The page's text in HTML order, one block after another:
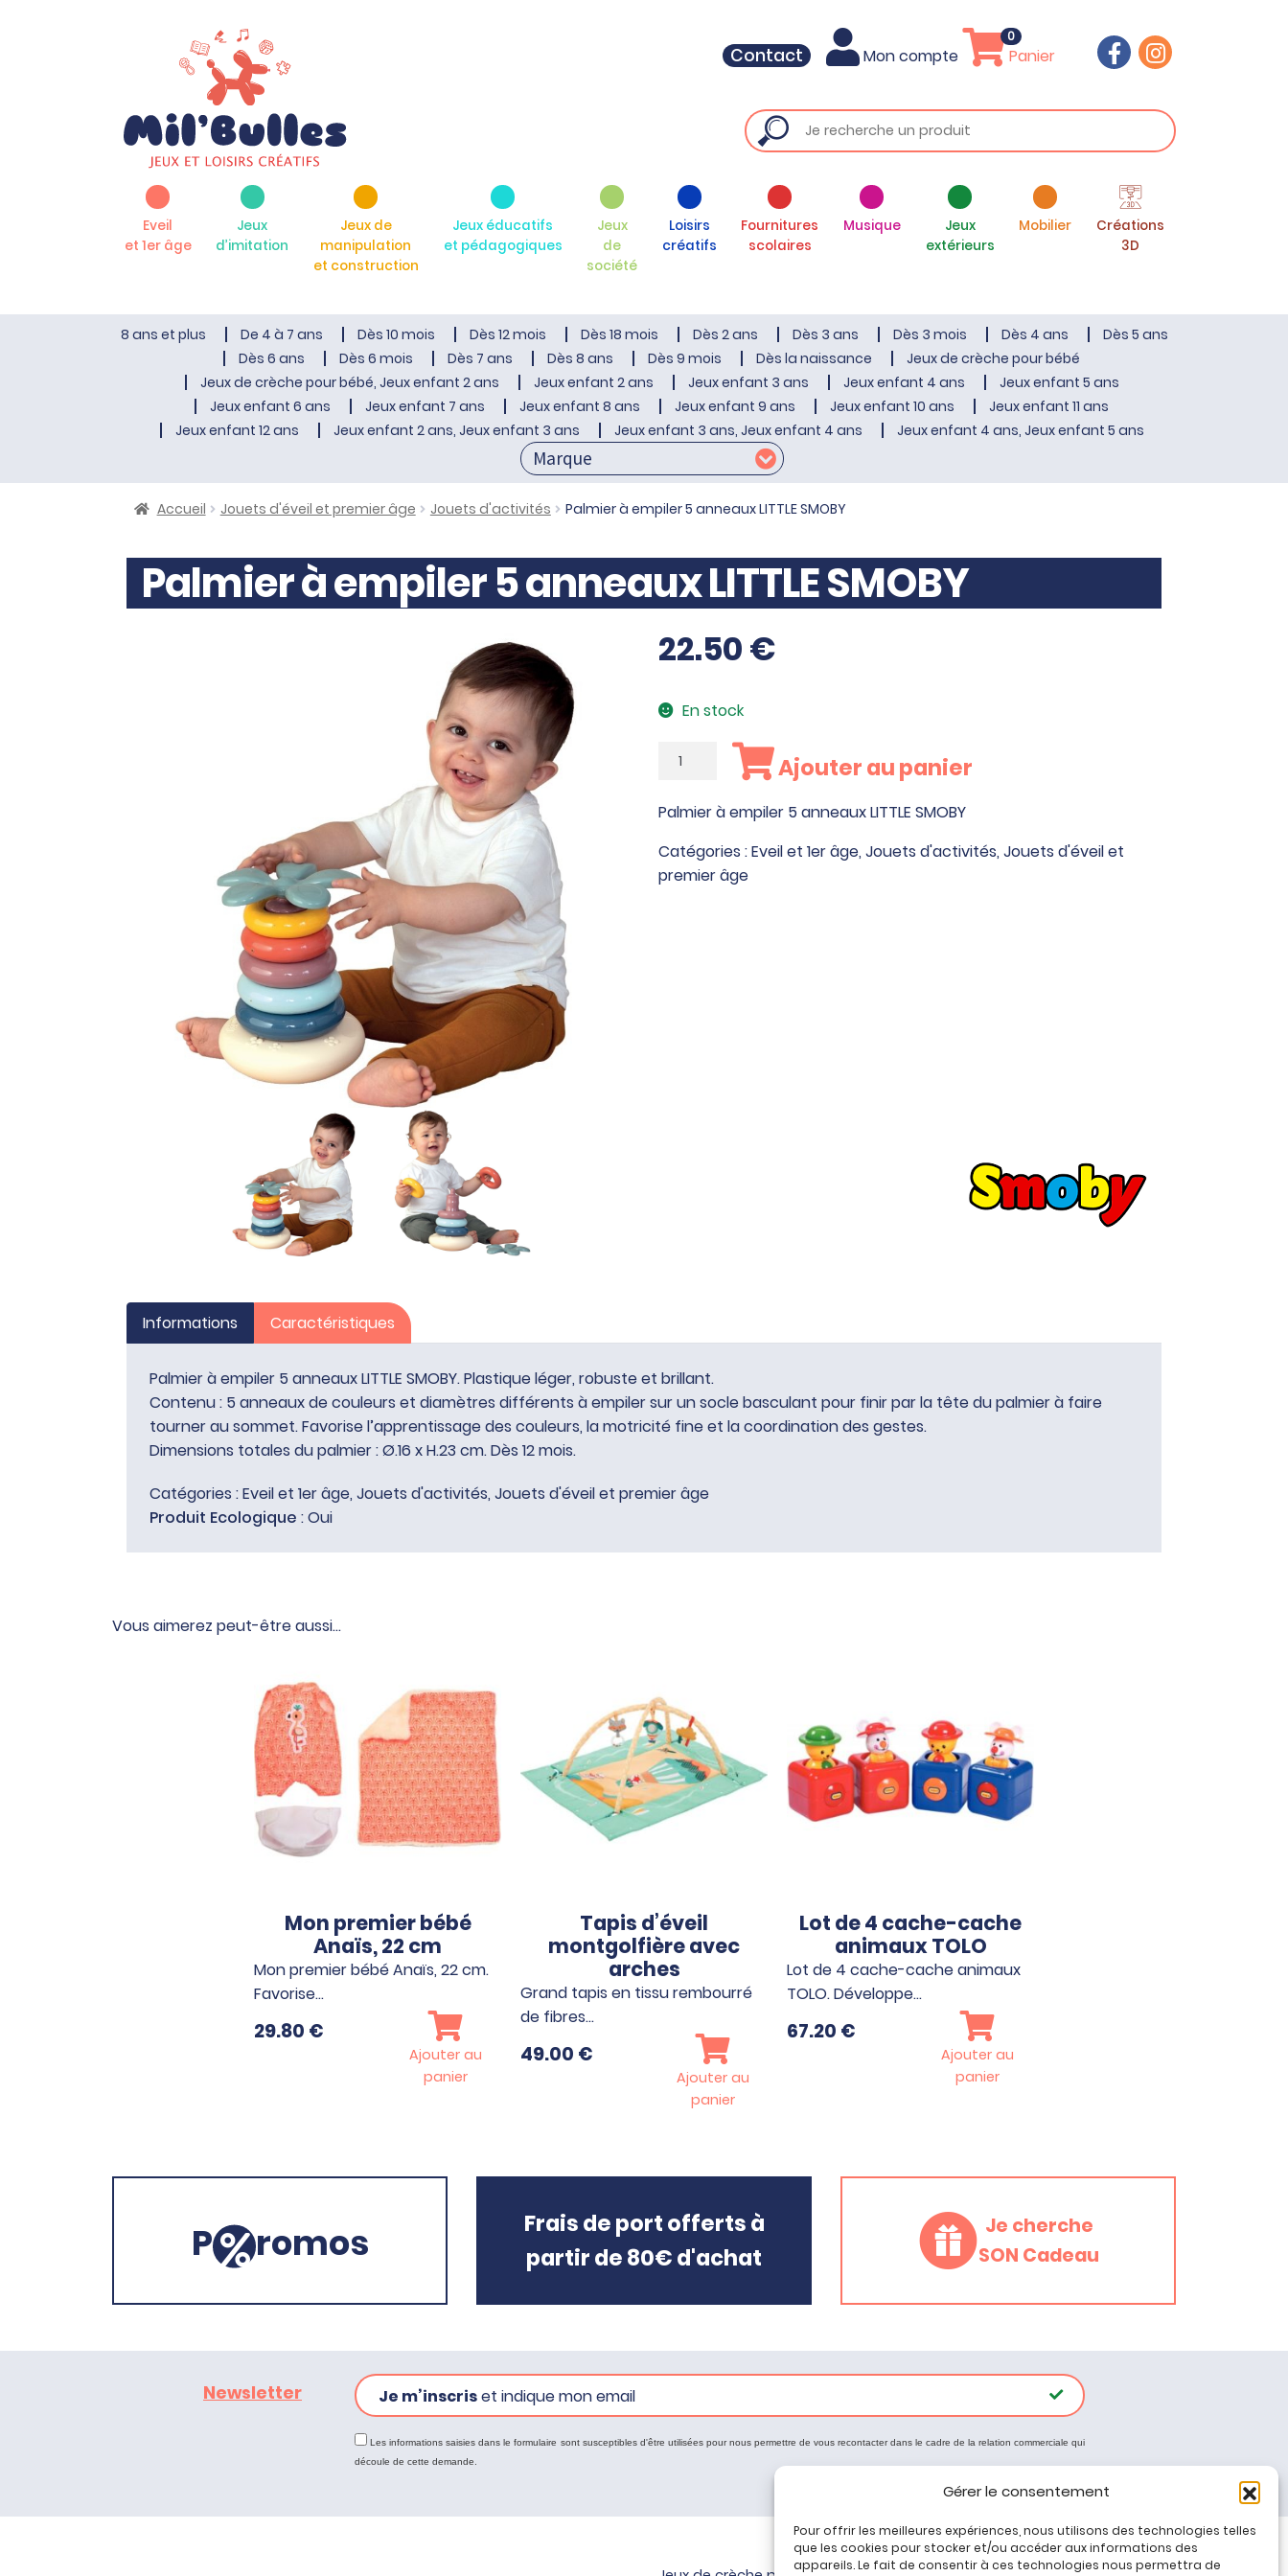
Gérer le consentement
Pour offrir les meilleures expériences, nous utilisons des technologies telles
que les cookies pour stocker et/ou accéder aux informations des
appareils. Le fait de consentir à ces technologies nous permettra de
Contact Mon compte Panier
0
Eveil
et 1er âge
Jeux
d’imitation
Jeux de
manipulation
et construction
Jeux éducatifs
et pédagogiques
Jeux
de
société
Loisirs
créatifs
Fournitures
scolaires
Musique
Jeux
extérieurs
Mobilier
Créations
3D
8 ans et plus De 4 à 7 ans Dès 10 mois Dès 12 mois Dès 18 mois Dès 2 ans Dès 3 ans Dès 3 mois Dès 4 ans
Dès 5 ans
Dès 6 ans
Dès 6 mois Dès 7 ans Dès 8 ans Dès 9 mois Dès la naissance
Jeux de crèche pour bébé
Jeux de crèche pour bébé, Jeux enfant 2 ans
Jeux enfant 2 ans Jeux enfant 3 ans Jeux enfant 4 ans
Jeux enfant 5 ans
Jeux enfant 6 ans
Jeux enfant 7 ans Jeux enfant 8 ans Jeux enfant 9 ans Jeux enfant 10 ans
Jeux enfant 11 ans
Jeux enfant 12 ans
Jeux enfant 2 ans, Jeux enfant 3 ans Jeux enfant 3 ans, Jeux enfant 4 ans Jeux enfant 4 ans, Jeux enfant 5 ans
Accueil Jouets d'éveil et premier âge Jouets d'activités Palmier à empiler 5 anneaux LITTLE SMOBY
Palmier à empiler 5 anneaux LITTLE SMOBY
22.50€
En stock
quantité
Palmier
à
empiler
5
Ajouter au panier
Palmier à empiler 5 anneaux LITTLE SMOBY
Catégories :Eveil et 1er âge, Jouets d'activités, Jouets d'éveil et
premier âge
Informations Caractéristiques
Palmier à empiler 5 anneaux LITTLE SMOBY. Plastique léger, robuste et brillant.
Contenu : 5 anneaux de couleurs et diamètres différents à empiler sur un socle basculant pour finir par la tête du palmier à faire
tourner au sommet. Favorise l’apprentissage des couleurs, la motricité fine et la coordination des gestes.
Dimensions totales du palmier : Ø.16 x H.23 cm. Dès 12 mois.
Catégories :Eveil et 1er âge, Jouets d'activités, Jouets d'éveil et premier âge
Produit Ecologique : Oui
Vous aimerez peut-être aussi…
Mon premier bébé
Anaïs, 22 cm
Mon premier bébé Anaïs, 22 cm.
Favorise…
29.80 €
Ajouter au
panier
Tapis d’éveil
montgolfière avec
arches
Grand tapis en tissu rembourré
de fibres…
49.00 €
Ajouter au
panier
Lot de 4 cache-cache
animaux TOLO
Lot de 4 cache-cache animaux
TOLO. Développe…
67.20 €
Ajouter au
panier
P romos
Frais de port offerts à
partir de 80€ d'achat
Je cherche
SON Cadeau
Newsletter Je m’inscriset indique mon email
Les informations saisies dans le formulaire sont susceptibles d'être utilisées pour nous permettre de vous recontacter dans le cadre de la relation commerciale qui
découle de cette demande.